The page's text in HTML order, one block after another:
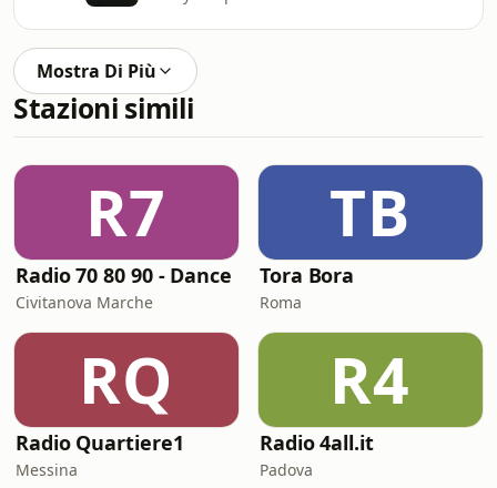
Mostra Di Più
Stazioni simili
R7
Radio 70 80 90 - Dance
Civitanova Marche
TB
Tora Bora
Roma
RQ
Radio Quartiere1
Messina
R4
Radio 4all.it
Padova